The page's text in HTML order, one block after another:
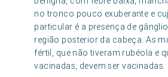
no tronco pouco exuberante e
particular é a presença de
região posterior da cabeça. As
fértil, que não tiveram rubéola e
vacinadas, devem ser vacinadas.